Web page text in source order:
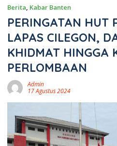
Berita, Kabar Banten
PERINGATAN HUT
LAPAS CILEGON,
KHIDMAT HINGGA
PERLOMBAAN
Admin
17 Agustus 2024